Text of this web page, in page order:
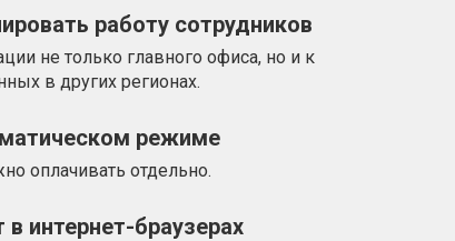
работу сотрудников
не только главного офиса, но и к
в других регионах.
режиме
оплачивать отдельно.
интернет-браузерах